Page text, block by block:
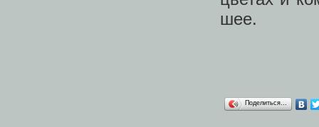
шее.
Поделиться…